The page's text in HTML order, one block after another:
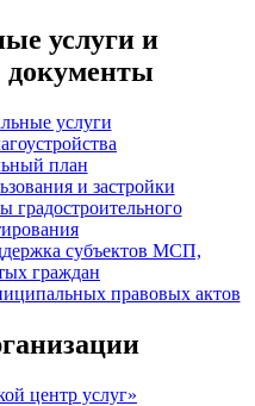
услуги и
услуги
план
и застройки
градостроительного
субъектов МСП,
граждан
правовых актов
центр услуг»